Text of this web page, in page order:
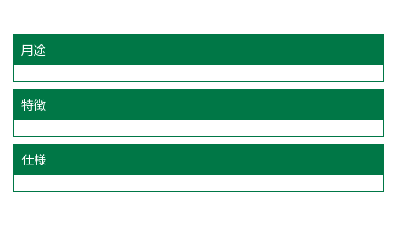
用途
特徴
仕様